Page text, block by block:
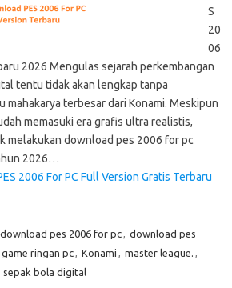
S
20
06
2026 Mengulas sejarah perkembangan
tentu tidak akan lengkap tanpa
mahakarya terbesar dari Konami. Meskipun
memasuki era grafis ultra realistis,
melakukan download pes 2006 for pc
2026…
2006 For PC Full Version Gratis Terbaru
download pes 2006 for pc, download pes
game ringan pc, Konami , master league. ,
sepak bola digital